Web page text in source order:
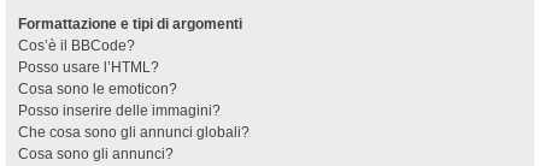
Formattazione e tipi di argomenti
Cos’è il BBCode?
Posso usare l’HTML?
Cosa sono le emoticon?
Posso inserire delle immagini?
Che cosa sono gli annunci globali?
Cosa sono gli annunci?